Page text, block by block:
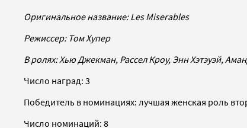
Оригинальное название:Les Miserables
Режиссер: Том Хупер
В ролях: Хью Джекман, Рассел Кроу, Энн Хэтэуэй,
Число наград: 3
Победитель в номинациях: лучшая женская роль
Число номинаций: 8